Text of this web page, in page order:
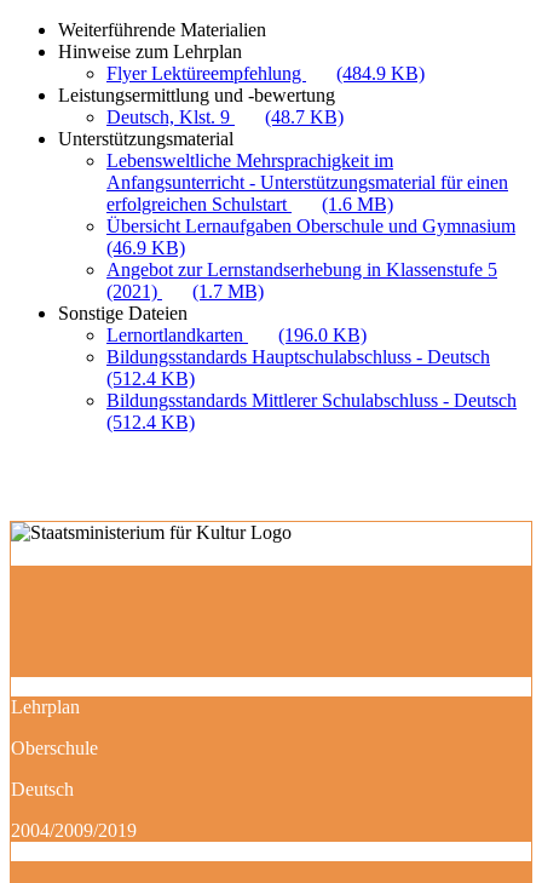
Weiterführende Materialien
Hinweise zum Lehrplan
Flyer Lektüreempfehlung
(484.9 KB)
Leistungsermittlung und -bewertung
Deutsch, Klst. 9
(48.7 KB)
Unterstützungsmaterial
Lebensweltliche Mehrsprachigkeit im
Anfangsunterricht - Unterstützungsmaterial für einen
erfolgreichen Schulstart
(1.6 MB)
Übersicht Lernaufgaben Oberschule und Gymnasium
(46.9 KB)
Angebot zur Lernstandserhebung in Klassenstufe 5
(2021)
(1.7 MB)
Sonstige Dateien
Lernortlandkarten
(196.0 KB)
Bildungsstandards Hauptschulabschluss - Deutsch
(512.4 KB)
Bildungsstandards Mittlerer Schulabschluss - Deutsch
(512.4 KB)
Lehrplan
Oberschule
Deutsch
2004/2009/2019